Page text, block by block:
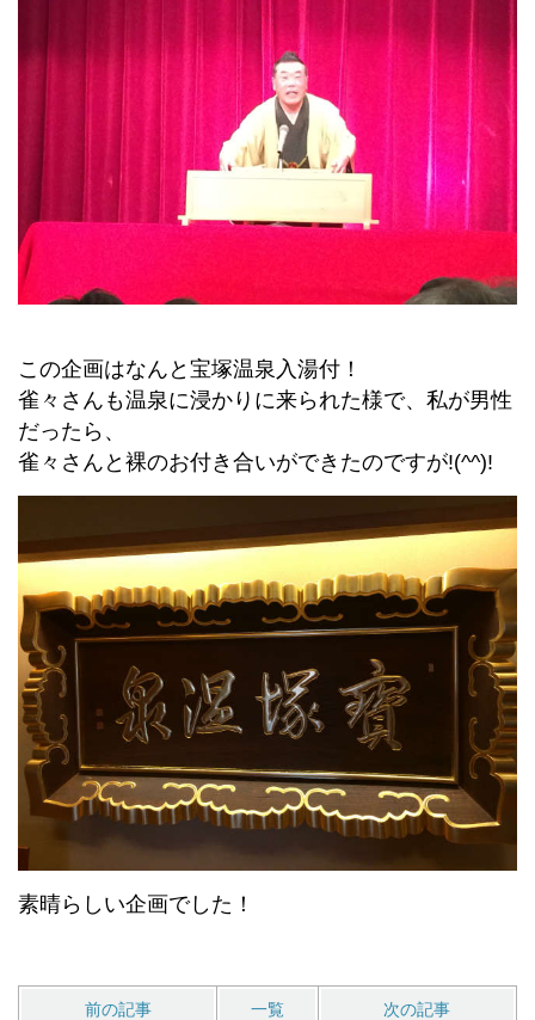
この企画はなんと宝塚温泉入湯付！
雀々さんも温泉に浸かりに来られた様で、私が男性
だったら、
雀々さんと裸のお付き合いができたのですが!(^^)!
素晴らしい企画でした！
前の記事 一覧 次の記事